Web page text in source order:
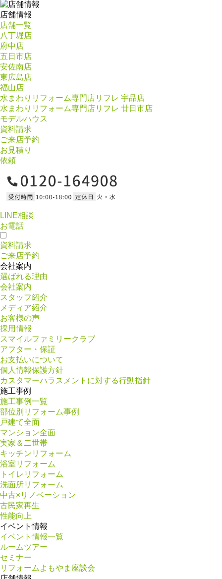
店舗情報
店舗一覧
八丁堀店
府中店
五日市店
安佐南店
東広島店
福山店
水まわりリフォーム専門店リフレ 宇品店
水まわりリフォーム専門店リフレ 廿日市店
モデルハウス
資料請求
ご来店予約
お見積り
依頼
LINE相談
お電話
資料請求
ご来店予約
会社案内
選ばれる理由
会社案内
スタッフ紹介
メディア紹介
お客様の声
採用情報
スマイルファミリークラブ
アフター・保証
お支払いについて
個人情報保護方針
カスタマーハラスメントに対する行動指針
施工事例
施工事例一覧
部位別リフォーム事例
戸建て全面
マンション全面
実家＆二世帯
キッチンリフォーム
浴室リフォーム
トイレリフォーム
洗面所リフォーム
中古×リノベーション
古民家再生
性能向上
イベント情報
イベント情報一覧
ルームツアー
セミナー
リフォームよもやま座談会